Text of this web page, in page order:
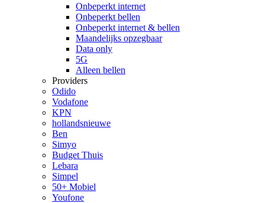
Onbeperkt internet
Onbeperkt bellen
Onbeperkt internet & bellen
Maandelijks opzegbaar
Data only
5G
Alleen bellen
Providers
Odido
Vodafone
KPN
hollandsnieuwe
Ben
Simyo
Budget Thuis
Lebara
Simpel
50+ Mobiel
Youfone